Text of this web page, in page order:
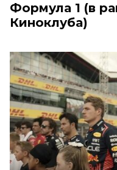
Формула 1 (в
Киноклуба)